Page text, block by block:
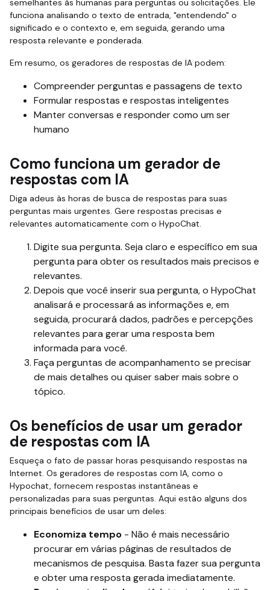
semelhantes às humanas para perguntas ou solicitações. Ele
funciona analisando o texto de entrada, "entendendo" o
significado e o contexto e, em seguida, gerando uma
resposta relevante e ponderada.
Em resumo, os geradores de respostas de IA podem:
Compreender perguntas e passagens de texto
Formular respostas e respostas inteligentes
Manter conversas e responder como um ser
humano
Como funciona um gerador de
respostas com IA
Diga adeus às horas de busca de respostas para suas
perguntas mais urgentes. Gere respostas precisas e
relevantes automaticamente com o HypoChat.
Digite sua pergunta. Seja claro e específico em sua
pergunta para obter os resultados mais precisos e
relevantes.
Depois que você inserir sua pergunta, o HypoChat
analisará e processará as informações e, em
seguida, procurará dados, padrões e percepções
relevantes para gerar uma resposta bem
informada para você.
Faça perguntas de acompanhamento se precisar
de mais detalhes ou quiser saber mais sobre o
tópico.
Os benefícios de usar um gerador
de respostas com IA
Esqueça o fato de passar horas pesquisando respostas na
Internet. Os geradores de respostas com IA, como o
Hypochat, fornecem respostas instantâneas e
personalizadas para suas perguntas. Aqui estão alguns dos
principais benefícios de usar um deles:
Economiza tempo - Não é mais necessário
procurar em várias páginas de resultados de
mecanismos de pesquisa. Basta fazer sua pergunta
e obter uma resposta gerada imediatamente.